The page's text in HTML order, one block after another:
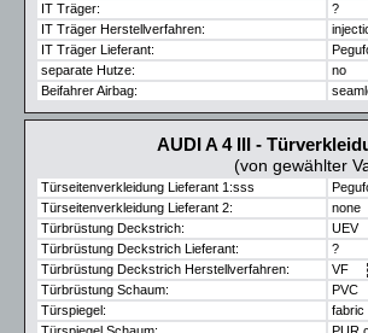
?
IT Träger:
IT Träger Herstellverfahren:
IT Träger Lieferant:
no
separate Hutze:
Beifahrer Airbag:
AUDI A 4 III -
(von gewählter
Türseitenverkleidung Lieferant 1:sss
none
Türseitenverkleidung Lieferant 2:
UEV
Türbrüstung Deckstrich:
?
Türbrüstung Deckstrich Lieferant:
VF
Türbrüstung Deckstrich Herstellverfahren:
PVC
Türbrüstung Schaum:
Türspiegel: